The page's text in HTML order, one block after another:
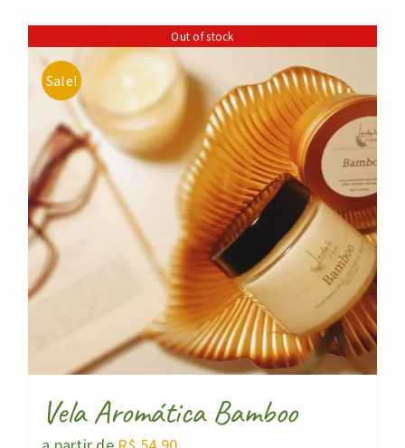
Out of stock
Sale!
Vela Aromática Bamboo